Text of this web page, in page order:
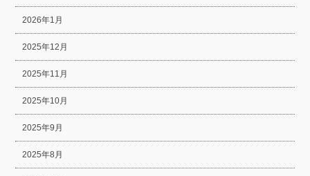
2026年1月
2025年12月
2025年11月
2025年10月
2025年9月
2025年8月